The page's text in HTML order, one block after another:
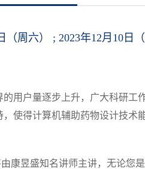
（周六） ; 2023年12月10日（
用户量逐步上升，广大科研工
使得计算机辅助药物设计技术
康昱盛知名讲师主讲，无论您